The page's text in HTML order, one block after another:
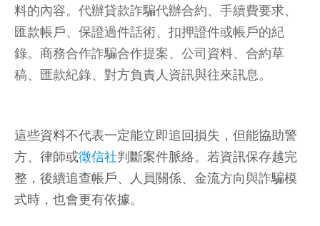
料的內容。代辦貸款詐騙代辦合約、手續費要求、
匯款帳戶、保證過件話術、扣押證件或帳戶的紀
錄。商務合作詐騙合作提案、公司資料、合約草
稿、匯款紀錄、對方負責人資訊與往來訊息。
這些資料不代表一定能立即追回損失，但能協助警
方、律師或徵信社判斷案件脈絡。若資訊保存越完
整，後續追查帳戶、人員關係、金流方向與詐騙模
式時，也會更有依據。